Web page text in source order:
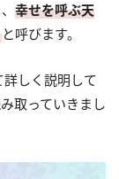
幸せを呼ぶ天
と呼びます。
詳しく説明して
取っていきまし